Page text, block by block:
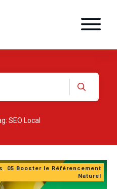
SEO Local
, 05 Booster le Référencement
Naturel